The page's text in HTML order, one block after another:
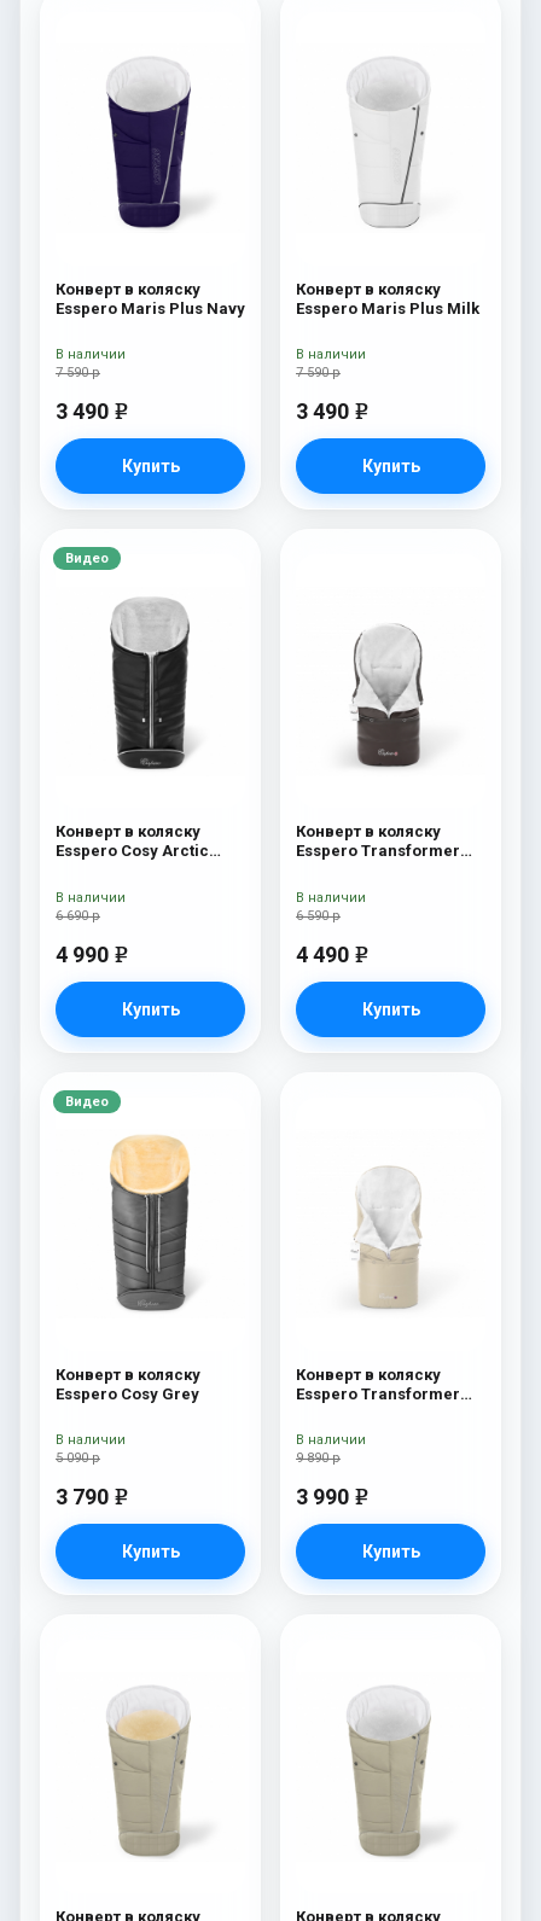
Конверт в коляску
Esspero Maris Plus Navy
7 590 р
3 490 e
Купить
В наличии
Конверт в коляску
Esspero Maris Plus Milk
7 590 р
3 490 e
Купить
В наличии
Видео
Конверт в коляску
Esspero Cosy Arctic
6 690 р
4 990 e
Купить
В наличии
Конверт в коляску
Esspero Transformer
100% шерсть) Chocolat
6 590 р
4 490 e
Купить
В наличии
Видео
Конверт в коляску
Esspero Cosy Grey
5 090 р
3 790 e
Купить
В наличии
Конверт в коляску
Esspero Transformer
100% шерсть) Beige
9 890 р
3 990 e
Купить
В наличии
Конверт в коляску Конверт в коляску